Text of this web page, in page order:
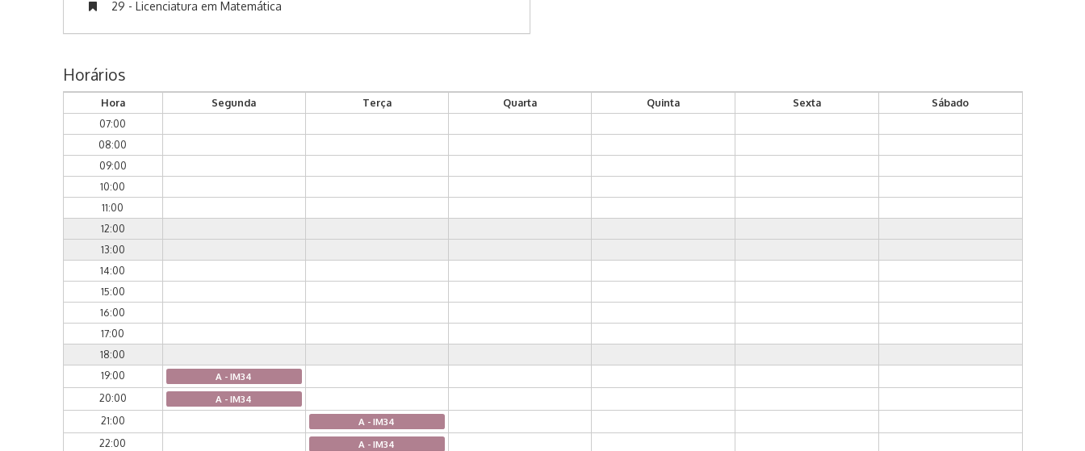
29 - Licenciatura em Matemática
Horários
Hora Segunda Terça Quarta Quinta Sexta
Sábado
07:00
08:00
09:00
10:00
11:00
12:00
13:00
14:00
15:00
16:00
17:00
18:00
19:00
A - IM34
20:00 A - IM34
21:00 A - IM34
22:00 A - IM34